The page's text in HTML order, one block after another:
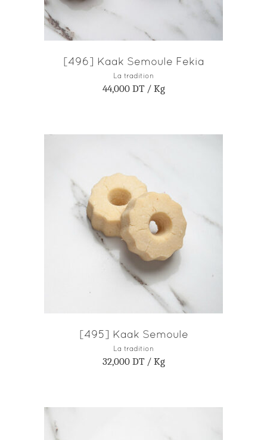
[496] Kaak Semoule Fekia
La tradition
44,000DT / Kg
AJOUTER AU PANIER
[495] Kaak Semoule
La tradition
32,000DT / Kg